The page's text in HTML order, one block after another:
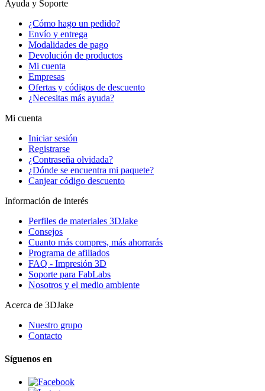
Ayuda y Soporte
¿Cómo hago un pedido?
Envío y entrega
Modalidades de pago
Devolución de productos
Mi cuenta
Empresas
Ofertas y códigos de descuento
¿Necesitas más ayuda?
Mi cuenta
Iniciar sesión
Registrarse
¿Contraseña olvidada?
¿Dónde se encuentra mi paquete?
Canjear código descuento
Información de interés
Perfiles de materiales 3DJake
Consejos
Cuanto más compres, más ahorrarás
Programa de afiliados
FAQ - Impresión 3D
Soporte para FabLabs
Nosotros y el medio ambiente
Acerca de 3DJake
Nuestro grupo
Contacto
Síguenos en